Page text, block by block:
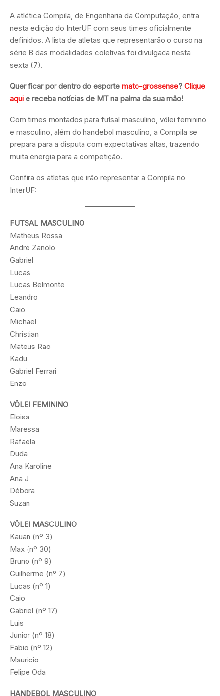
A atlética Compila, de Engenharia da Computação, entra
nesta edição do InterUF com seus times oficialmente
definidos. A lista de atletas que representarão o curso na
série B das modalidades coletivas foi divulgada nesta
sexta (7).
Quer ficar por dentro do esporte mato-grossense? Clique
aqui e receba notícias de MT na palma da sua mão!
Com times montados para futsal masculino, vôlei feminino
e masculino, além do handebol masculino, a Compila se
prepara para a disputa com expectativas altas, trazendo
muita energia para a competição.
Confira os atletas que irão representar a Compila no
InterUF:
FUTSAL MASCULINO
Matheus Rossa
André Zanolo
Gabriel
Lucas
Lucas Belmonte
Leandro
Caio
Michael
Christian
Mateus Rao
Kadu
Gabriel Ferrari
Enzo
VÔLEI FEMININO
Eloisa
Maressa
Rafaela
Duda
Ana Karoline
Ana J
Débora
Suzan
VÔLEI MASCULINO
Kauan (nº 3)
Max (nº 30)
Bruno (nº 9)
Guilherme (nº 7)
Lucas (nº 1)
Caio
Gabriel (nº 17)
Luis
Junior (nº 18)
Fabio (nº 12)
Mauricio
Felipe Oda
HANDEBOL MASCULINO